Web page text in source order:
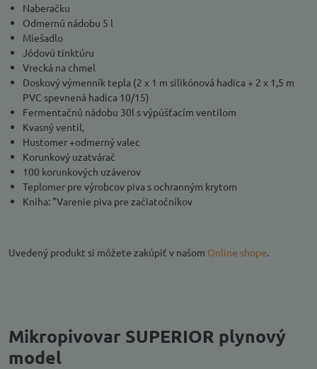
Naberačku
Odmernú nádobu 5 l
Miešadlo
Jódovú tinktúru
Vrecká na chmel
Doskový výmenník tepla (2 x 1 m silikónová hadica + 2 x 1,5 m
PVC spevnená hadica 10/15)
Fermentačnú nádobu 30l s výpúšťacím ventilom
Kvasný ventil,
Hustomer +odmerný valec
Korunkový uzatvárač
100 korunkových uzáverov
Teplomer pre výrobcov piva s ochranným krytom
Kniha: "Varenie piva pre začiatočníkov
Uvedený produkt si môžete zakúpiť v našom Online shope.
Mikropivovar SUPERIOR plynový
model